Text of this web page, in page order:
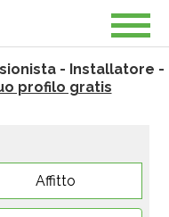
- Installatore -
profilo gratis
Affitto